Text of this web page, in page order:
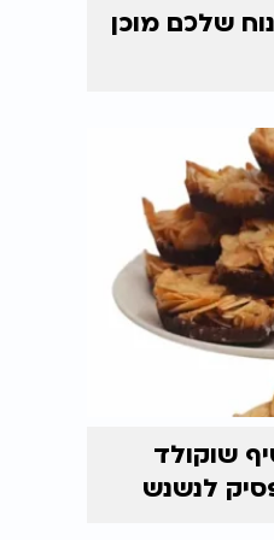
שלכם מוכן
שוקולד
לנשנש